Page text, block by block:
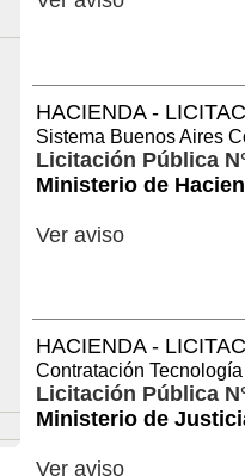
HACIENDA -
Sistema Buenos Aires
Licitación Pública
Ministerio de
Ver aviso
HACIENDA -
Contratación
Licitación Pública
Ministerio de
Ver aviso